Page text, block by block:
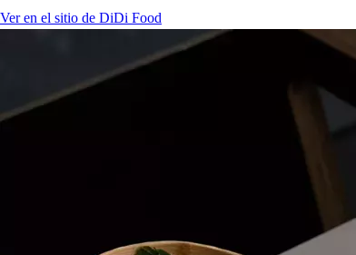
Ver en el sitio de DiDi Food